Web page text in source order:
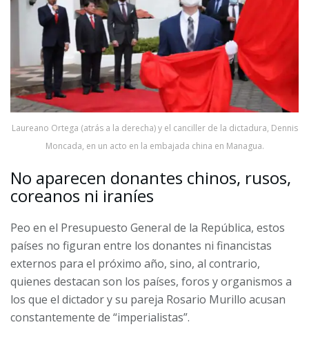
Laureano Ortega (atrás a la derecha) y el canciller de la dictadura, Dennis
Moncada, en un acto en la embajada china en Managua.
No aparecen donantes chinos, rusos,
coreanos ni iraníes
Peo en el Presupuesto General de la República, estos
países no figuran entre los donantes ni financistas
externos para el próximo año, sino, al contrario,
quienes destacan son los países, foros y organismos a
los que el dictador y su pareja Rosario Murillo acusan
constantemente de “imperialistas”.